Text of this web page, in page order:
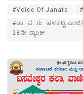
#Voice Of Janata
#ಡಾ. ಫ. ಗು. ಹಳಕಟ್ಟಿ
28ನೇ ರ‍್ಯಾಂಕ್